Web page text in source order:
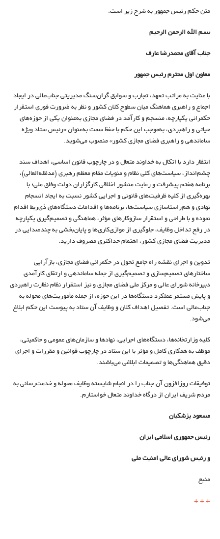
متن حکم رئیس جمهور به شرح زیر است:
بسم الله الرحمن الرحیم
جناب آقای محمدرضا عارف
معاون اول محترم رئیس جمهور
با عنایت به مراتب تعهد، تجارب و سوابق گران‌سنگ مدیریتی جناب‌عالی در ایجاد
اجماع و راهبری هماهنگ میان سطوح کلان کشور و نظر به ضرورت فوری استقرار
حکمرانی یکپارچه، منسجم و کارآمد در فضای مجازی به‌عنوان یکی از حوزه‌های
حیاتی و راهبردی، به‌موجب این حکم با حفظ سمت به‌عنوان «رئیس ستاد ویژه
ساماندهی و راهبری فضای مجازی کشور» منصوب می‌شوید.
انتظار دارد با اتکال به خداوند متعال و در چارچوب قانون اساسی، اهداف سند
چشم‌انداز، سیاست‌های کلی نظام و منویات مقام معظم رهبری (مدظله‌العالی)،
برنامه هفتم پیشرفت و رعایت منشور اخلاقی کارگزاران دولت وفاق ملی؛ با
بهره‌گیری از کلیه ظرفیت‌های قانونی و اجرایی کشور نسبت به ایجاد انسجام
نهادی و هم‌راستاسازی سیاست‌ها، برنامه‌ها و اقدامات دستگاه‌های ذی‌ربط اقدام
نموده و با طراحی و استقرار سازوکارهای مؤثر، هماهنگی و تصمیم‌گیری یکپارچه
در رفع تداخل وظایف، جلوگیری از موازی‌کاری‌ها و پایان‌بخشی به چندصدایی در
مدیریت فضای مجازی کشور، اهتمام حداکثری مصروف دارید.
تدوین و اجرای نقشه راه جامع تحول در حکمرانی فضای مجازی، بازآرایی
ساختارهای تصمیم‌سازی و تصمیم‌گیری از جمله ساماندهی و ارتقای کارآمدی
دبیرخانه شورای عالی و مرکز ملی فضای مجازی و نیز استقرار نظام نظارت راهبردی
و پایش مستمر عملکرد دستگاه‌ها در این حوزه، از جمله مأموریت‌های محوله به
جناب‌عالی است. تفصیل اهداف کلان و وظایف آن ستاد به پیوست این حکم ابلاغ
می‌شود.
کلیه وزارتخانه‌ها، دستگاه‌های اجرایی، نهادها و سازمان‌های عمومی و حاکمیتی،
موظف به همکاری کامل و مؤثر با این ستاد در چارچوب قوانین و مقررات و اجرای
دقیق هماهنگی‌ها و تصمیمات ابلاغی می‌باشند.
توفیقات روزافزون آن جناب را در انجام شایسته وظایف محوله و خدمت‌رسانی به
مردم شریف ایران از درگاه خداوند متعال خواستارم.
مسعود پزشکیان
رئیس جمهوری اسلامی ایران
و رئیس شورای عالی امنیت ملی
منبع
+
+
+